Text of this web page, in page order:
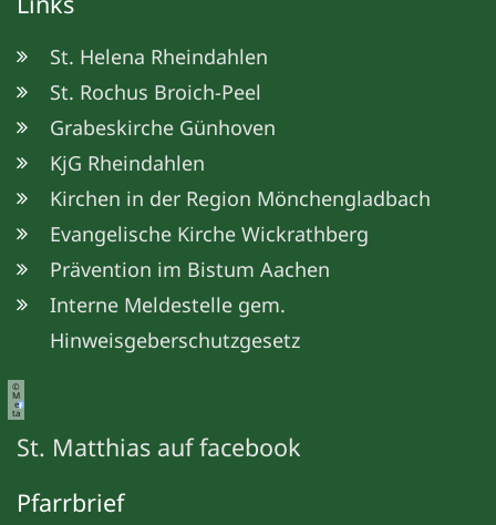
St. Helena Rheindahlen
St. Rochus Broich-Peel
Grabeskirche Günhoven
KjG Rheindahlen
Kirchen in der Region Mönchengladbach
Evangelische Kirche Wickrathberg
Prävention im Bistum Aachen
Interne Meldestelle gem.
Hinweisgeberschutzgesetz
©
M
e
ta
St. Matthias auf facebook
Pfarrbrief